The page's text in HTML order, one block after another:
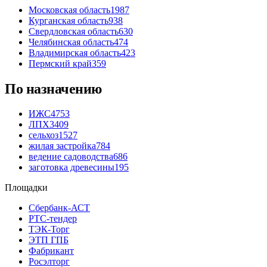
Московская область1987
Курганская область938
Свердловская область630
Челябинская область474
Владимирская область423
Пермский край359
По назначению
ИЖС4753
ЛПХ3409
сельхоз1527
жилая застройка784
ведение садоводства686
заготовка древесины195
Площадки
Сбербанк-АСТ
РТС-тендер
ТЭК-Торг
ЭТП ГПБ
Фабрикант
Росэлторг